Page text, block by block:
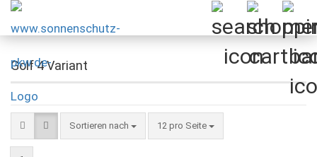
Golf 4 Variant
Sortieren nach
Sortieren nach 12 pro Seite
pro Seite